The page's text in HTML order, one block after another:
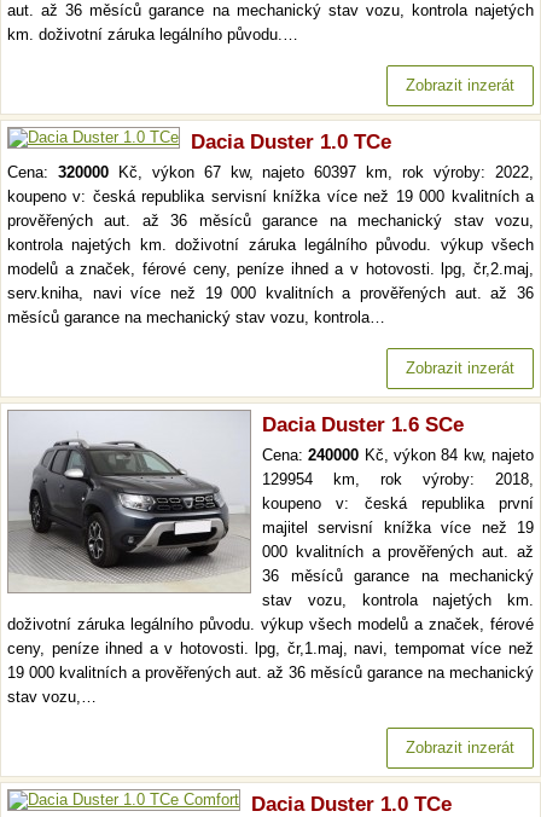
aut. až 36 měsíců garance na mechanický stav vozu, kontrola najetých
km. doživotní záruka legálního původu.…
Zobrazit inzerát
Dacia Duster 1.0 TCe
Cena: 320000Kč, výkon 67 kw, najeto 60397 km, rok výroby: 2022,
koupeno v: česká republika servisní knížka více než 19 000 kvalitních a
prověřených aut. až 36 měsíců garance na mechanický stav vozu,
kontrola najetých km. doživotní záruka legálního původu. výkup všech
modelů a značek, férové ceny, peníze ihned a v hotovosti. lpg, čr,2.maj,
serv.kniha, navi více než 19 000 kvalitních a prověřených aut. až 36
měsíců garance na mechanický stav vozu, kontrola…
Zobrazit inzerát
Dacia Duster 1.6 SCe
Cena:240000 Kč, výkon 84 kw, najeto
129954 km, rok výroby: 2018,
koupeno v: česká republika první
majitel servisní knížka více než 19
000 kvalitních a prověřených aut. až
36 měsíců garance na mechanický
stav vozu, kontrola najetých km.
doživotní záruka legálního původu. výkup všech modelů a značek, férové
ceny, peníze ihned a v hotovosti. lpg, čr,1.maj, navi, tempomat více než
19 000 kvalitních a prověřených aut. až 36 měsíců garance na mechanický
stav vozu,…
Zobrazit inzerát
Dacia Duster 1.0 TCe